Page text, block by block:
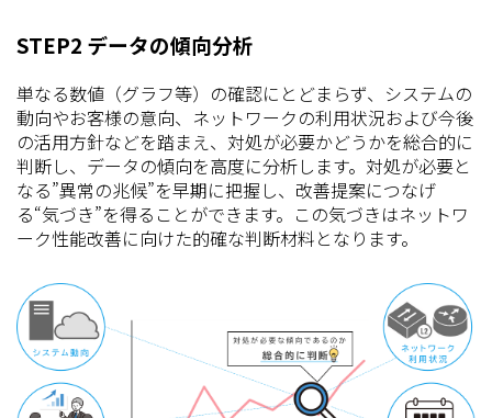
STEP2 データの傾向分析
単なる数値（グラフ等）の確認にとどまらず、システムの
動向やお客様の意向、ネットワークの利用状況および今後
の活用方針などを踏まえ、対処が必要かどうかを総合的に
判断し、データの傾向を高度に分析します。対処が必要と
なる”異常の兆候”を早期に把握し、改善提案につなげ
る“気づき”を得ることができます。この気づきはネットワ
ーク性能改善に向けた的確な判断材料となります。